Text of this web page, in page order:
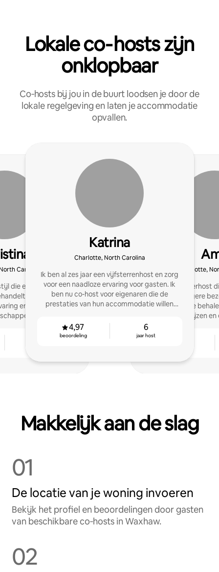
Lokale co‑hosts zijn
onklopbaar
Co‑hosts bij jou in de buurt loodsen je door de
lokale regelgeving en laten je accommodatie
opvallen.
Carolina
die elke woning als
We richten ons
en duurzame
Katrina
Charlotte, North Carolina
Ik ben al zes jaar een vijfsterrenhost en zorg
voor een naadloze ervaring voor gasten. Ik
ben nu co-host voor eigenaren die de
prestaties van hun accommodatie willen
4,97
beoordeling
6
jaar host
Charlotte,
Ik ben een Superhost
om een hogere
inkomsten te
slimme prijzen
Makkelijk aan de slag
01
De locatie van je woning invoeren
Bekijk het profiel en beoordelingen door gasten
van beschikbare co‑hosts in Waxhaw.
02